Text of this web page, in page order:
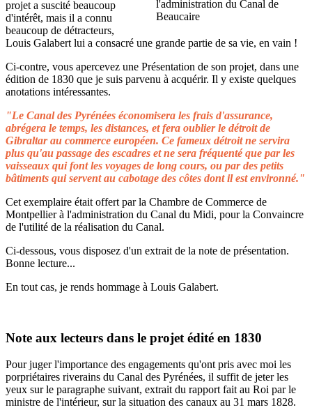
projet a suscité beaucoup
d'intérêt, mais il a connu
beaucoup de détracteurs,
Louis Galabert lui a consacré une grande partie de sa vie, en vain !
Ci-contre, vous apercevez une Présentation de son projet, dans une
édition de 1830 que je suis parvenu à acquérir. Il y existe quelques
anotations intéressantes.
"Le Canal des Pyrénées économisera les frais d'assurance,
abrégera le temps, les distances, et fera oublier le détroit de
Gibraltar au commerce européen. Ce fameux détroit ne servira
plus qu'au passage des escadres et ne sera fréquenté que par les
vaisseaux qui font les voyages de long cours, ou par des petits
bâtiments qui servent au cabotage des côtes dont il est environné."
Cet exemplaire était offert par la Chambre de Commerce de
Montpellier à l'administration du Canal du Midi, pour la Convaincre
de l'utilité de la réalisation du Canal.
Ci-dessous, vous disposez d'un extrait de la note de présentation.
Bonne lecture...
En tout cas, je rends hommage à Louis Galabert.
Note aux lecteurs dans le projet édité en 1830
Pour juger l'importance des engagements qu'ont pris avec moi les
porpriétaires riverains du Canal des Pyrénées, il suffit de jeter les
yeux sur le paragraphe suivant, extrait du rapport fait au Roi par le
ministre de l'intérieur, sur la situation des canaux au 31 mars 1828.